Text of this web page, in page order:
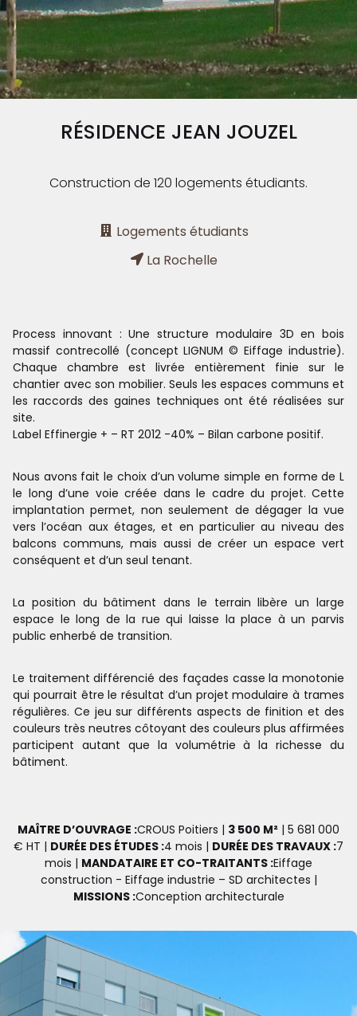
RÉSIDENCE JEAN JOUZEL
Construction de 120 logements étudiants.
Logements étudiants
La Rochelle
Process innovant : Une structure modulaire 3D en bois
massif contrecollé (concept LIGNUM © Eiffage industrie).
Chaque chambre est livrée entièrement finie sur le
chantier avec son mobilier. Seuls les espaces communs et
les raccords des gaines techniques ont été réalisées sur
site.
Label Effinergie + – RT 2012 -40% – Bilan carbone positif.
Nous avons fait le choix d’un volume simple en forme de L
le long d’une voie créée dans le cadre du projet. Cette
implantation permet, non seulement de dégager la vue
vers l’océan aux étages, et en particulier au niveau des
balcons communs, mais aussi de créer un espace vert
conséquent et d’un seul tenant.
La position du bâtiment dans le terrain libère un large
espace le long de la rue qui laisse la place à un parvis
public enherbé de transition.
Le traitement différencié des façades casse la monotonie
qui pourrait être le résultat d’un projet modulaire à trames
régulières. Ce jeu sur différents aspects de finition et des
couleurs très neutres côtoyant des couleurs plus affirmées
participent autant que la volumétrie à la richesse du
bâtiment.
MAÎTRE D’OUVRAGE :CROUS Poitiers | 3 500 M² | 5 681 000
€ HT | DURÉE DES ÉTUDES :4 mois | DURÉE DES TRAVAUX :7
mois | MANDATAIRE ET CO-TRAITANTS :Eiffage
construction - Eiffage industrie – SD architectes |
MISSIONS :Conception architecturale